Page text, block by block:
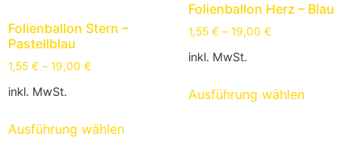
Folienballon Stern –
Pastellblau
1,55 € – 19,00 €
inkl. MwSt.
Ausführung wählen
Folienballon Herz – Blau
1,55 € – 19,00 €
inkl. MwSt.
Ausführung wählen